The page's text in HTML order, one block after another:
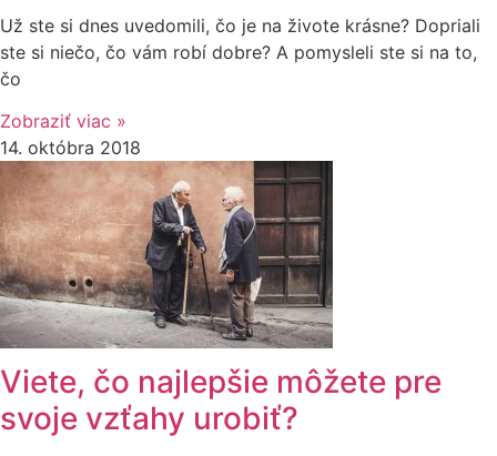
Už ste si dnes uvedomili, čo je na živote krásne? Dopriali
ste si niečo, čo vám robí dobre? A pomysleli ste si na to,
čo
Zobraziť viac »
14. októbra 2018
Viete, čo najlepšie môžete pre
svoje vzťahy urobiť?